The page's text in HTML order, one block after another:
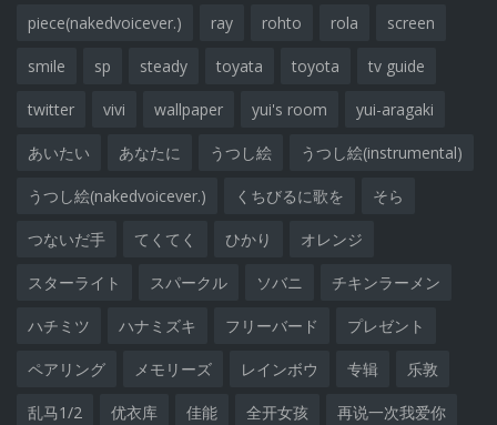
piece(nakedvoicever.) ray rohto rola screen
smile sp steady toyata toyota tv guide
twitter vivi wallpaper yui's room yui-aragaki
あいたい あなたに うつし絵 うつし絵(instrumental)
うつし絵(nakedvoicever.) くちびるに歌を そら
つないだ手 てくてく ひかり オレンジ
スターライト スパークル ソバニ チキンラーメン
ハチミツ ハナミズキ フリーバード プレゼント
ペアリング メモリーズ レインボウ 专辑 乐敦
乱马1/2 优衣库 佳能 全开女孩 再说一次我爱你